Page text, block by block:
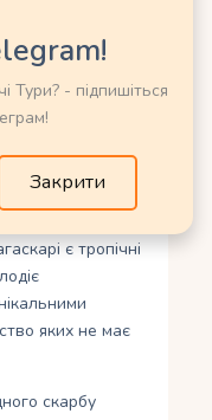
надзвичайно
є тропічні
яких не має
скарбу
Тури? - підпишіться
Закрити